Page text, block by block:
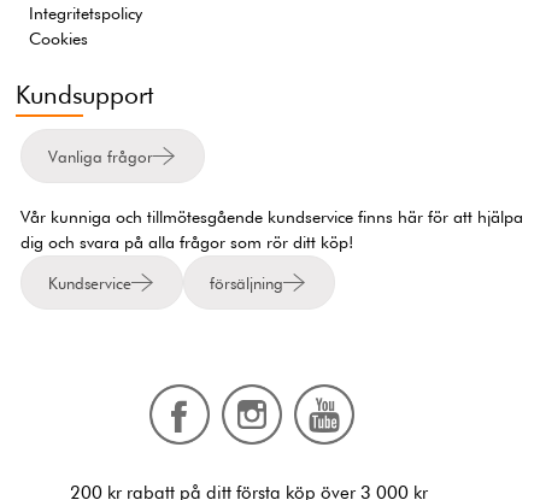
Integritetspolicy
Cookies
Kundsupport
Vanliga frågor
Vår kunniga och tillmötesgående kundservice finns här för att hjälpa
dig och svara på alla frågor som rör ditt köp!
Kundservice försäljning
200 kr rabatt på ditt första köp över 3 000 kr